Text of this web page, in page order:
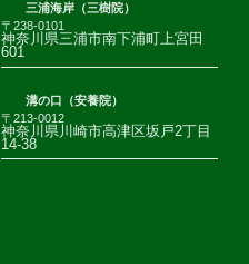
三浦海岸（三樹院）
〒238-0101
神奈川県三浦市南下浦町上宮田
601
溝の口（安養院）
〒213-0012
神奈川県川崎市高津区坂戸2丁目
14-38